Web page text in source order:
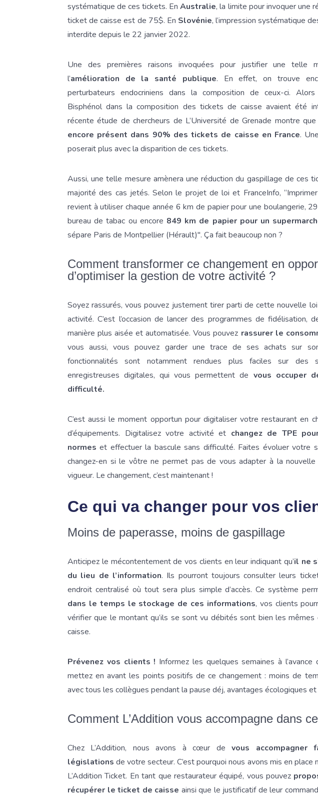
systématique de ces tickets. EnAustralie, la limite pour invoquer une
ticket de caisse est de 75$. En Slovénie, l’impression systématique
interdite depuis le 22 janvier 2022.
Une des premières raisons invoquées pour justifier une telle
l’amélioration de la santé publique. En effet, on trouve
perturbateurs endocriniens dans la composition de ceux-ci.
Bisphénol dans la composition des tickets de caisse avaient été
récente étude de chercheurs de L’Université de Grenade montre que
encore présent dans 90% des tickets de caisse en France.
poserait plus avec la disparition de ces tickets.
Aussi, une telle mesure amènera une réduction du gaspillage de ces
majorité des cas jetés. Selon le projet de loi et FranceInfo,
revient à utiliser chaque année 6 km de papier pour une boulangerie,
bureau de tabac ou encore 849 km de papier pour un
sépare Paris de Montpellier (Hérault)". Ça fait beaucoup non ?
Comment transformer ce changement en
d’optimiser la gestion de votre activité ?
Soyez rassurés, vous pouvez justement tirer parti de cette nouvelle
activité. C’est l’occasion de lancer des programmes de fidélisation,
manière plus aisée et automatisée. Vous pouvez rassurer le
vous aussi, vous pouvez garder une trace de ses achats sur
fonctionnalités sont notamment rendues plus faciles sur des
enregistreuses digitales, qui vous permettent de vous occuper
difficulté.
C’est aussi le moment opportun pour digitaliser votre restaurant en
d’équipements. Digitalisez votre activité et changez de TPE
normes et effectuer la bascule sans difficulté. Faites évoluer votre
changez-en si le vôtre ne permet pas de vous adapter à la
vigueur. Le changement, c’est maintenant !
Ce qui va changer pour vos
Moins de paperasse, moins de gaspillage
Anticipez le mécontentement de vos clients en leur indiquant qu’il ne
du lieu de l’information. Ils pourront toujours consulter leurs
endroit centralisé où tout sera plus simple d’accès. Ce système
dans le temps le stockage de ces informations, vos clients
vérifier que le montant qu’ils se sont vu débités sont bien les
caisse.
Prévenez vos clients ! Informez les quelques semaines à
mettez en avant les points positifs de ce changement : moins de
avec tous les collègues pendant la pause déj, avantages écologiques et
Comment L’Addition vous accompagne dans
Chez L’Addition, nous avons à cœur devous accompagner
législations de votre secteur. C’est pourquoi nous avons mis en place
L’Addition Ticket. En tant que restaurateur équipé, vous pouvez
récupérer le ticket de caisse ainsi que le justificatif de leur